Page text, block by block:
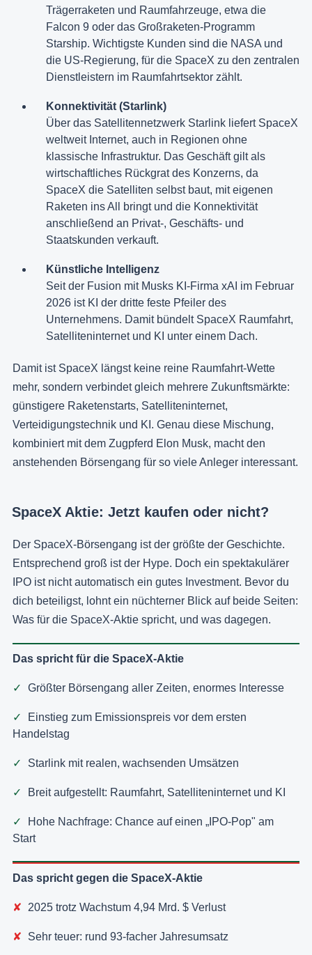
Trägerraketen und Raumfahrzeuge, etwa die
Falcon 9 oder das Großraketen-Programm
Starship. Wichtigste Kunden sind die NASA und
die US-Regierung, für die SpaceX zu den zentralen
Dienstleistern im Raumfahrtsektor zählt.
Konnektivität (Starlink)
Über das Satellitennetzwerk Starlink liefert SpaceX
weltweit Internet, auch in Regionen ohne
klassische Infrastruktur. Das Geschäft gilt als
wirtschaftliches Rückgrat des Konzerns, da
SpaceX die Satelliten selbst baut, mit eigenen
Raketen ins All bringt und die Konnektivität
anschließend an Privat-, Geschäfts- und
Staatskunden verkauft.
Künstliche Intelligenz
Seit der Fusion mit Musks KI-Firma xAI im Februar
2026 ist KI der dritte feste Pfeiler des
Unternehmens. Damit bündelt SpaceX Raumfahrt,
Satelliteninternet und KI unter einem Dach.
Damit ist SpaceX längst keine reine Raumfahrt-Wette
mehr, sondern verbindet gleich mehrere Zukunftsmärkte:
günstigere Raketenstarts, Satelliteninternet,
Verteidigungstechnik und KI. Genau diese Mischung,
kombiniert mit dem Zugpferd Elon Musk, macht den
anstehenden Börsengang für so viele Anleger interessant.
SpaceX Aktie: Jetzt kaufen oder nicht?
Der SpaceX-Börsengang ist der größte der Geschichte.
Entsprechend groß ist der Hype. Doch ein spektakulärer
IPO ist nicht automatisch ein gutes Investment. Bevor du
dich beteiligst, lohnt ein nüchterner Blick auf beide Seiten:
Was für die SpaceX-Aktie spricht, und was dagegen.
Das spricht für die SpaceX-Aktie
Größter Börsengang aller Zeiten, enormes Interesse
Einstieg zum Emissionspreis vor dem ersten
Handelstag
Starlink mit realen, wachsenden Umsätzen
Breit aufgestellt: Raumfahrt, Satelliteninternet und KI
Hohe Nachfrage: Chance auf einen „IPO-Pop" am
Start
Das spricht gegen die SpaceX-Aktie
2025 trotz Wachstum 4,94 Mrd. $ Verlust
Sehr teuer: rund 93-facher Jahresumsatz